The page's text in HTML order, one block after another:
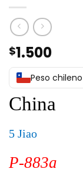
$1.500
Peso
China
5 Jiao
P-883a